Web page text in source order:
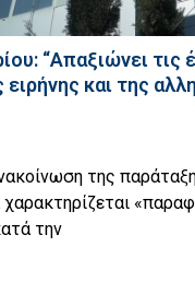
“Απαξιώνει τις
και της
της
την